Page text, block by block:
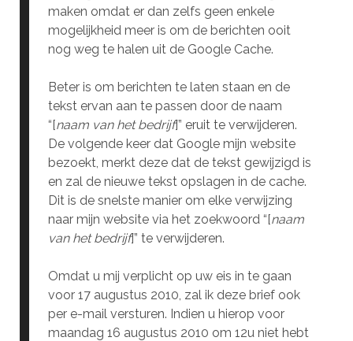
maken omdat er dan zelfs geen enkele
mogelijkheid meer is om de berichten ooit
nog weg te halen uit de Google Cache.
Beter is om berichten te laten staan en de
tekst ervan aan te passen door de naam
“[naam van het bedrijf]” eruit te verwijderen.
De volgende keer dat Google mijn website
bezoekt, merkt deze dat de tekst gewijzigd is
en zal de nieuwe tekst opslagen in de cache.
Dit is de snelste manier om elke verwijzing
naar mijn website via het zoekwoord “[naam
van het bedrijf]” te verwijderen.
Omdat u mij verplicht op uw eis in te gaan
voor 17 augustus 2010, zal ik deze brief ook
per e-mail versturen. Indien u hierop voor
maandag 16 augustus 2010 om 12u niet hebt